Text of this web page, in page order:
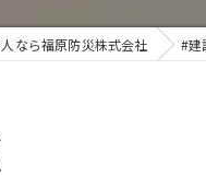
なら福原防災株式会社 #建